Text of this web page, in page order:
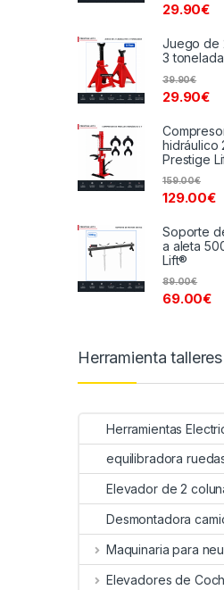
29.90€
Juego de
3
29.90€
39.90€
hidráulico
Prestige
129.00€
159.00€
Soporte
a aleta
Lift®
69.00€
89.00€
Herramienta
Herramientas
equilibradora
Elevador de 2
Desmontadora
Maquinaria para
Elevadores de